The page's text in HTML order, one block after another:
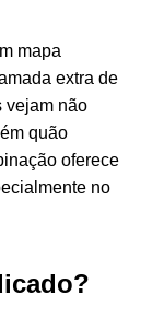
mapa
extra de
vejam não
quão
oferece
no